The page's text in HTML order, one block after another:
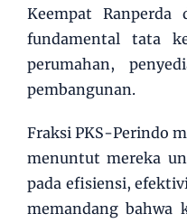
Keempat
fundamental tata
perumahan,
pembangunan.
Fraksi PKS-Perindo
menuntut mereka
pada efisiensi,
memandang bahwa